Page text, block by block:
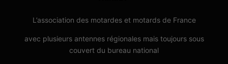
L’association des motardes et motards de France
avec plusieurs antennes régionales mais toujours sous
couvert du bureau national